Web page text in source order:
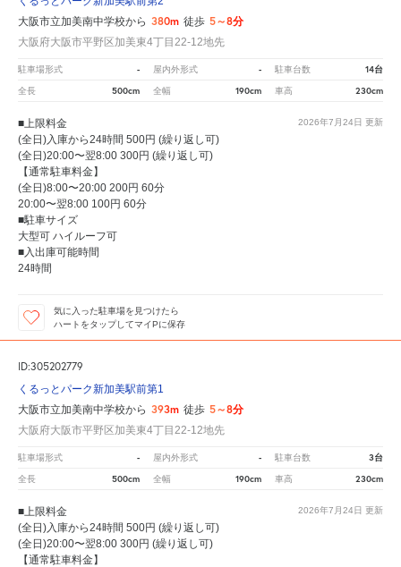
大阪市立加美南中学校から 380m 徒歩 5～8分
大阪府大阪市平野区加美東4丁目22-12地先
駐車場形式 - 屋内外形式 - 駐車台数 14台
全長 500cm 全幅 190cm 車高 230cm
2026年7月24日 更新
■上限料金
(全日)入庫から24時間 500円 (繰り返し可)
(全日)20:00〜翌8:00 300円 (繰り返し可)
【通常駐車料金】
(全日)8:00〜20:00 200円 60分
20:00〜翌8:00 100円 60分
■駐車サイズ
大型可 ハイルーフ可
■入出庫可能時間
24時間
気に入った駐車場を見つけたら
ハートをタップしてマイPに保存
ID:305202779
くるっとパーク新加美駅前第1
大阪市立加美南中学校から 393m 徒歩 5～8分
大阪府大阪市平野区加美東4丁目22-12地先
駐車場形式 - 屋内外形式 - 駐車台数 3台
全長 500cm 全幅 190cm 車高 230cm
2026年7月24日 更新
■上限料金
(全日)入庫から24時間 500円 (繰り返し可)
(全日)20:00〜翌8:00 300円 (繰り返し可)
【通常駐車料金】